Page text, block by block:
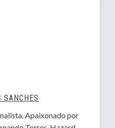
SANCHES
Apaixonado por